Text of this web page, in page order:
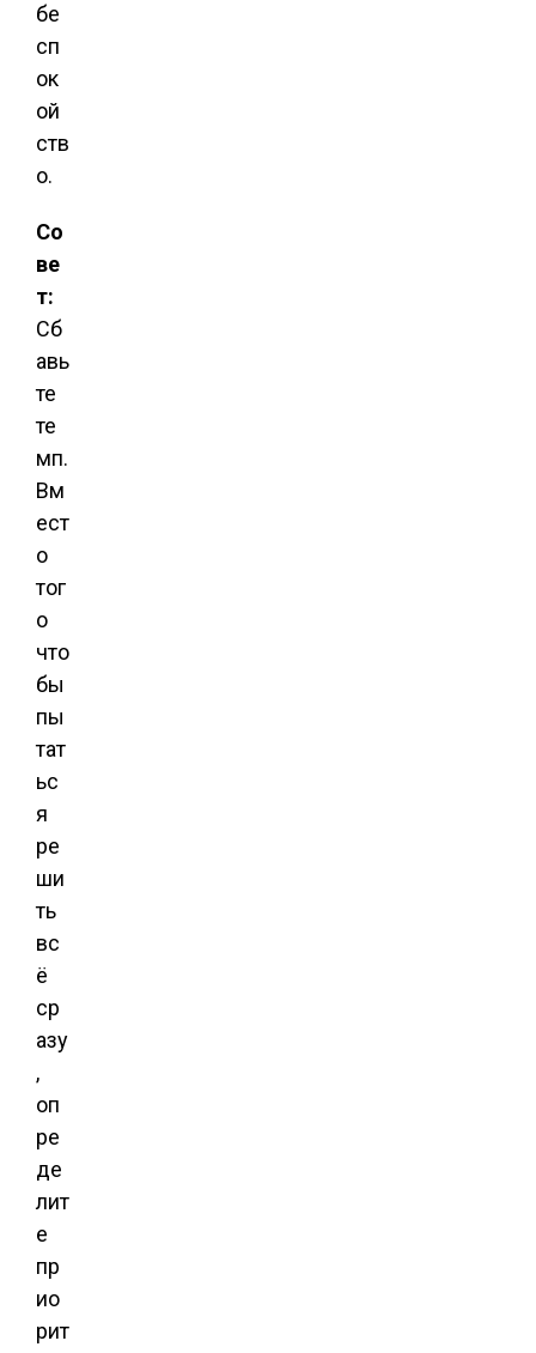
бе
сп
ок
ой
ств
о.
Со
ве
т:
Сб
авь
те
те
мп.
Вм
ест
о
тог
о
что
бы
пы
тат
ьс
я
ре
ши
ть
вс
ё
ср
азу
,
оп
ре
де
лит
е
пр
ио
рит